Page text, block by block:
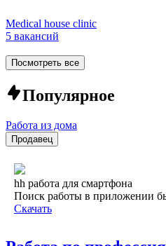
Medical house clinic
5 вакансий
Посмотреть все
Популярное
Работа из дома
Продавец
hh работа для смартфона
Поиск работы в приложении
Скачать